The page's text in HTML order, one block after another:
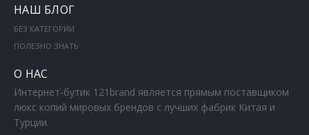
НАШ БЛОГ
БЕЗ КАТЕГОРИИ
ПОЛЕЗНО ЗНАТЬ
О НАС
Интернет-бутик 121brand является прямым поставщиком
люкс копий мировых брендов с лучших фабрик Китая и
Турции.